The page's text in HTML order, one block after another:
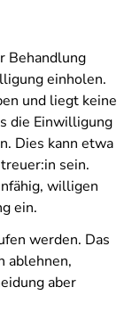
Behandlung
einholen.
und liegt keine
die Einwilligung
Dies kann etwa
sein.
willigen
ein.
werden. Das
ablehnen,
aber